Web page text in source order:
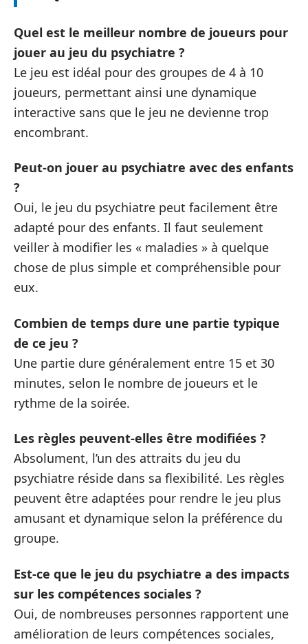
Quel est le meilleur nombre de joueurs pour
jouer au jeu du psychiatre ?
Le jeu est idéal pour des groupes de 4 à 10
joueurs, permettant ainsi une dynamique
interactive sans que le jeu ne devienne trop
encombrant.
Peut-on jouer au psychiatre avec des enfants
?
Oui, le jeu du psychiatre peut facilement être
adapté pour des enfants. Il faut seulement
veiller à modifier les « maladies » à quelque
chose de plus simple et compréhensible pour
eux.
Combien de temps dure une partie typique
de ce jeu ?
Une partie dure généralement entre 15 et 30
minutes, selon le nombre de joueurs et le
rythme de la soirée.
Les règles peuvent-elles être modifiées ?
Absolument, l’un des attraits du jeu du
psychiatre réside dans sa flexibilité. Les règles
peuvent être adaptées pour rendre le jeu plus
amusant et dynamique selon la préférence du
groupe.
Est-ce que le jeu du psychiatre a des impacts
sur les compétences sociales ?
Oui, de nombreuses personnes rapportent une
amélioration de leurs compétences sociales,